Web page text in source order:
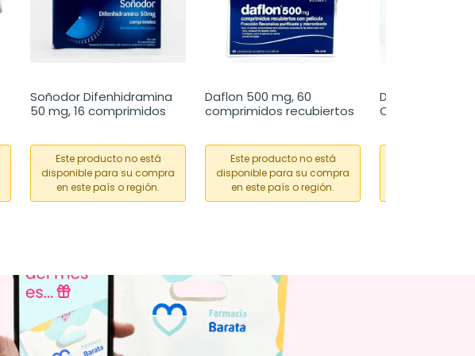
Soñodor Difenhidramina
50 mg, 16 comprimidos
Este producto no está
disponible para su compra
en este país o región.
Daflon 500 mg, 60
comprimidos recubiertos
Este producto no está
disponible para su compra
en este país o región.
Daflon 500 mg,
Comprimidos